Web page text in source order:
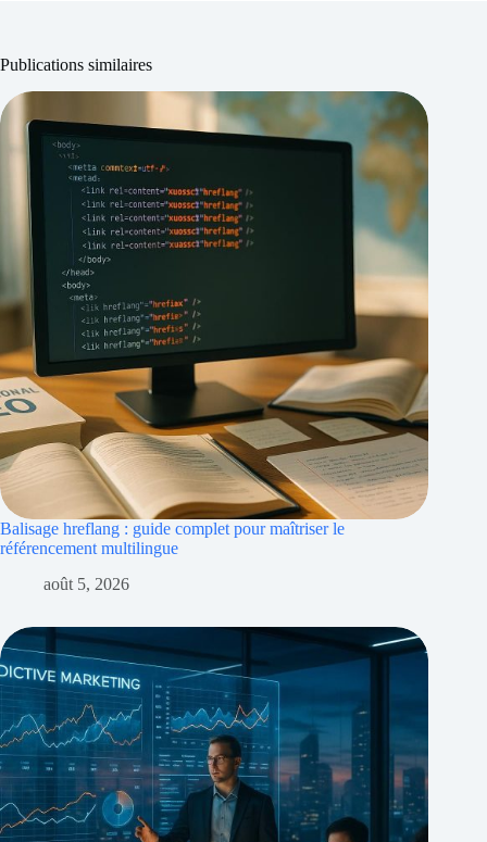
Publications similaires
Balisage hreflang : guide complet pour maîtriser le
référencement multilingue
août 5, 2026